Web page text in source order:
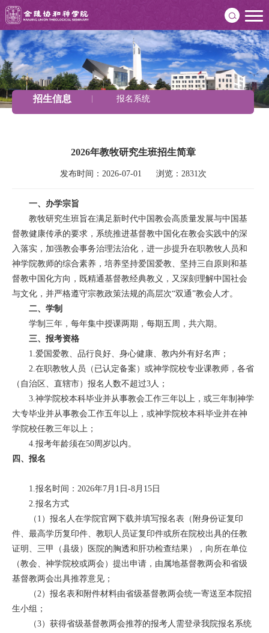
招生信息 报名系统
2026年教牧研究生班招生简章
发布时间：2026-07-01      浏览：2831次
一、办学宗旨
教牧研究生班旨在满足新时代中国教会高质量发展与中国基
督教健康传承的要求，系统推进基督教中国化在教会实践中的深
入落实，加强教会事务治理法治化，进一步提升在职教牧人员和
神学院教师的综合素养，培养坚持爱国爱教、坚持三自原则和基
督教中国化方向，既精通基督教经典教义，又深刻理解中国社会
与文化，并严格遵守宗教政策法规的高层次“双通”教会人才。
二、学制
学制三年，每年集中授课两期，每期五周，共六期。
三、报考资格
1.爱国爱教、品行良好、身心健康、教内外有好名声；
2.在职教牧人员（已认定备案）或神学院校专业课教师，各省
（自治区、直辖市）报名人数不超过3人；
3.神学院校本科毕业并从事教会工作三年以上，或三年制神学
大专毕业并从事教会工作五年以上，或神学院校本科毕业并在神
学院校任教三年以上；
4.报考年龄须在50周岁以内。
四、报名
1.报名时间：2026年7月1日-8月15日
2.报名方式
（1）报名人在学院官网下载并填写报名表（附身份证复印
件、最高学历复印件、教职人员证复印件或所在院校出具的任教
证明、三甲（县级）医院的胸透和肝功检查结果），向所在单位
（教会、神学院校或两会）提出申请，由属地基督教两会和省级
基督教两会出具推荐意见；
（2）报名表和附件材料由省级基督教两会统一寄送至本院招
生小组；
（3）获得省级基督教两会推荐的报考人需登录我院报名系统